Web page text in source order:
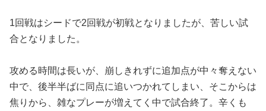
1回戦はシードで2回戦が初戦となりましたが、苦しい試
合となりました。
攻める時間は長いが、崩しきれずに追加点が中々奪えない
中で、後半半ばに同点に追いつかれてしまい、そこからは
焦りから、雑なプレーが増えてく中で試合終了。辛くも